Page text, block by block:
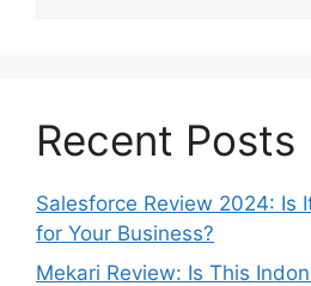
Recent Posts
Salesforce Review 2024: Is
for Your Business?
Mekari Review: Is This